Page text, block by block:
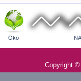
Öko
Copyright